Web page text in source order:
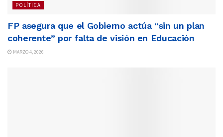
POLÍTICA
FP asegura que el Gobierno actúa “sin un plan
coherente” por falta de visión en Educación
MARZO 4, 2026